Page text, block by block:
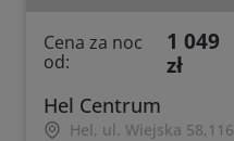
Cena za noc
od:
1 049
zł
Hel Centrum
Hel, ul. Wiejska 58,116